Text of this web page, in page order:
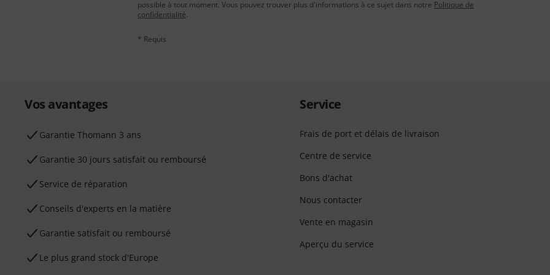
possible à tout moment. Vous pouvez trouver plus d'informations à ce sujet dans notre Politique de
confidentialité.
* Requis
Vos avantages
Ga­ran­tie Thomann 3 ans
Garantie 30 jours satisfait ou remboursé
Service de réparation
Conseils d'experts en la matière
Garantie satisfait ou remboursé
Le plus grand stock d'Europe
Service
Frais de port et délais de livraison
Centre de service
Bons d'achat
Nous contacter
Vente en magasin
Aperçu du service